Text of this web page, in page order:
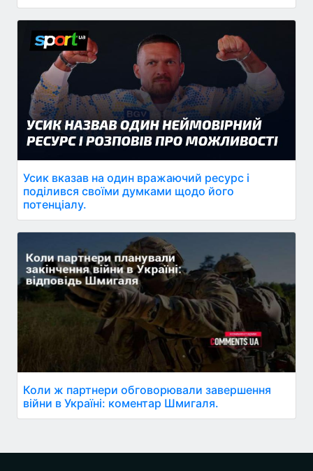
Усик вказав на один вражаючий ресурс і
поділився своїми думками щодо його
потенціалу.
Коли ж партнери обговорювали завершення
війни в Україні: коментар Шмигаля.